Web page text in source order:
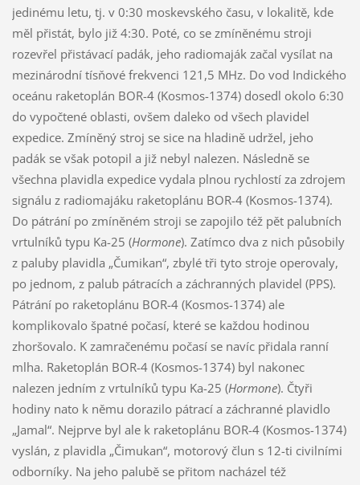
jedinému letu, tj. v 0:30 moskevského času, v lokalitě, kde
měl přistát, bylo již 4:30. Poté, co se zmíněnému stroji
rozevřel přistávací padák, jeho radiomaják začal vysílat na
mezinárodní tísňové frekvenci 121,5 MHz. Do vod Indického
oceánu raketoplán BOR-4 (Kosmos-1374) dosedl okolo 6:30
do vypočtené oblasti, ovšem daleko od všech plavidel
expedice. Zmíněný stroj se sice na hladině udržel, jeho
padák se však potopil a již nebyl nalezen. Následně se
všechna plavidla expedice vydala plnou rychlostí za zdrojem
signálu z radiomajáku raketoplánu BOR-4 (Kosmos-1374).
Do pátrání po zmíněném stroji se zapojilo též pět palubních
vrtulníků typu Ka-25 (Hormone). Zatímco dva z nich působily
z paluby plavidla „Čumikan“, zbylé tři tyto stroje operovaly,
po jednom, z palub pátracích a záchranných plavidel (PPS).
Pátrání po raketoplánu BOR-4 (Kosmos-1374) ale
komplikovalo špatné počasí, které se každou hodinou
zhoršovalo. K zamračenému počasí se navíc přidala ranní
mlha. Raketoplán BOR-4 (Kosmos-1374) byl nakonec
nalezen jedním z vrtulníků typu Ka-25 (Hormone). Čtyři
hodiny nato k němu dorazilo pátrací a záchranné plavidlo
„Jamal“. Nejprve byl ale k raketoplánu BOR-4 (Kosmos-1374)
vyslán, z plavidla „Čimukan“, motorový člun s 12-ti civilními
odborníky. Na jeho palubě se přitom nacházel též